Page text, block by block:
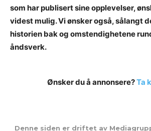
som har publisert sine opplevelser,
videst mulig. Vi ønsker også, sålangt
historien bak og omstendighetene
åndsverk.
Ønsker du å annonsere?Ta
Denne siden er driftet av